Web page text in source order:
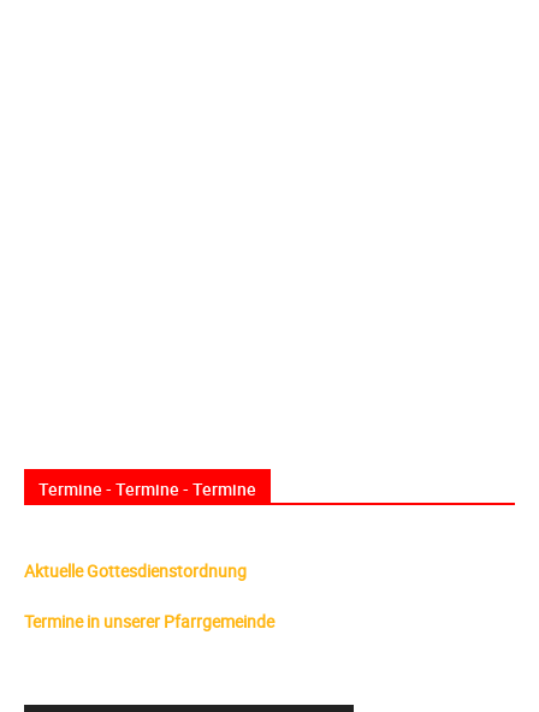
Termine - Termine - Termine
Aktuelle Gottesdienstordnung
Termine in unserer Pfarrgemeinde